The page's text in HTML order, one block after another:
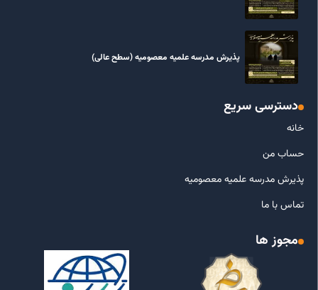
پذیرش مدرسه علمیه معصومیه‌ (سطح عالی)
دسترسی سریع
خانه
حساب من
پذیرش مدرسه علمیه معصومیه
تماس با ما
مجوز ها